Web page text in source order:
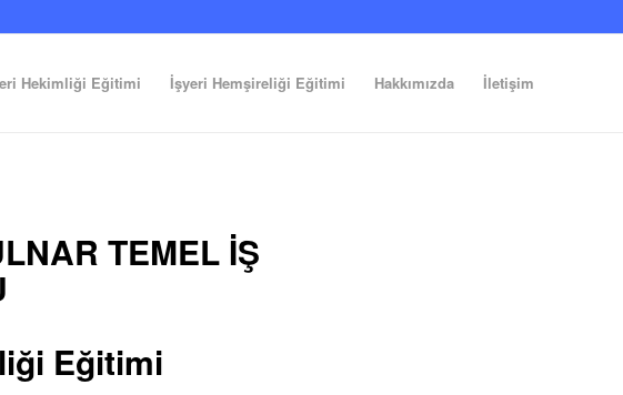
Hekimliği Eğitimi İşyeri Hemşireliği Eğitimi Hakkımızda İletişim
TEMEL İŞ
Eğitimi